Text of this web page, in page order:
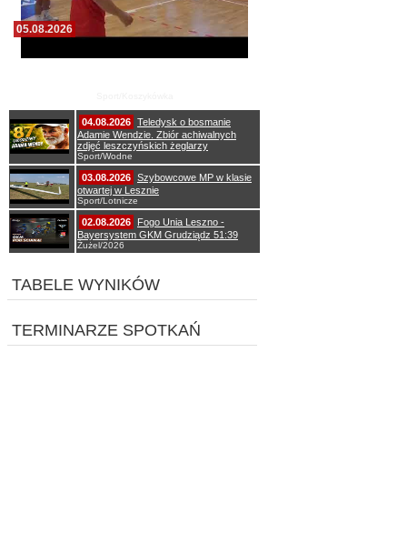
05.08.2026
04.08.2026 Teledysk o bosmanie
Adamie Wendzie. Zbiór achiwalnych
zdjęć leszczyńskich żeglarzy
Sport/Wodne
03.08.2026 Szybowcowe MP w klasie
otwartej w Lesznie
Sport/Lotnicze
02.08.2026
Fogo Unia Leszno -
Bayersystem GKM Grudziądz 51:39
Żużel/2026
TABELE WYNIKÓW
TERMINARZE SPOTKAŃ